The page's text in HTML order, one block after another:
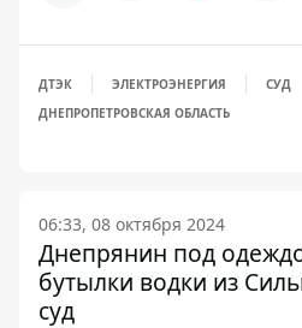
ДТЭК ЭЛЕКТРОЭНЕРГИЯ
СУД
ДНЕПРОПЕТРОВСКАЯ ОБЛАСТЬ
06:33, 08 октября 2024
Днепрянин под
бутылки водки из
суд